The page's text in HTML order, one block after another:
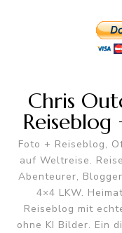
Chris
Foto + Reiseblog,
auf Weltreise.
Abenteurer,
4×4 LKW.
Reiseblog mit
ohne KI Bilder. Ein